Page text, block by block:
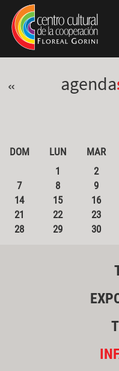
Pasar al contenido principal
Jump to main content
« agenda
DOM LUN MAR
1
2
7
8 9
14
15 16
21
22 23
28
29 30